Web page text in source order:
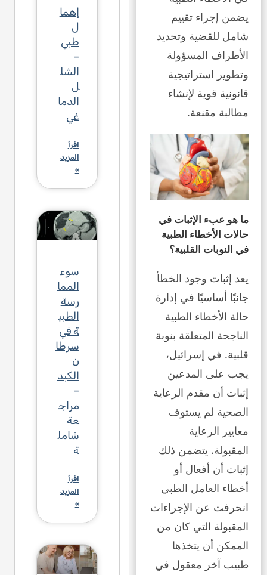
يضمن إجراء تقييم
شامل للقضية وتحديد
الأطراف المسؤولة
وتطوير استراتيجية
قانونية قوية لإنشاء
مطالبة مقنعة.
ما هو عبء الإثبات في
حالات الأخطاء الطبية
في النوبات القلبية؟
يعد إثبات وجود الخطأ
جانبًا أساسيًا في إدارة
حالة الأخطاء الطبية
الناجحة المتعلقة بنوبة
قلبية. في إسرائيل،
يجب على المدعين
إثبات أن مقدم الرعاية
الصحية لم يستوف
معايير الرعاية
المقبولة. يتضمن ذلك
إثبات أن أفعال أو
أخطاء العامل الطبي
انحرفت عن الإجراءات
المقبولة التي كان من
الممكن أن يتخذها
طبيب آخر معقول في
إهما
ل
طبي
–
الشل
ل
الدما
غي
اقرأ
المزيد
»
سوء
المما
رسة
الطبي
ة في
سرطا
ن
الكبد
–
مراج
عة
شامل
ة
اقرأ
المزيد
»